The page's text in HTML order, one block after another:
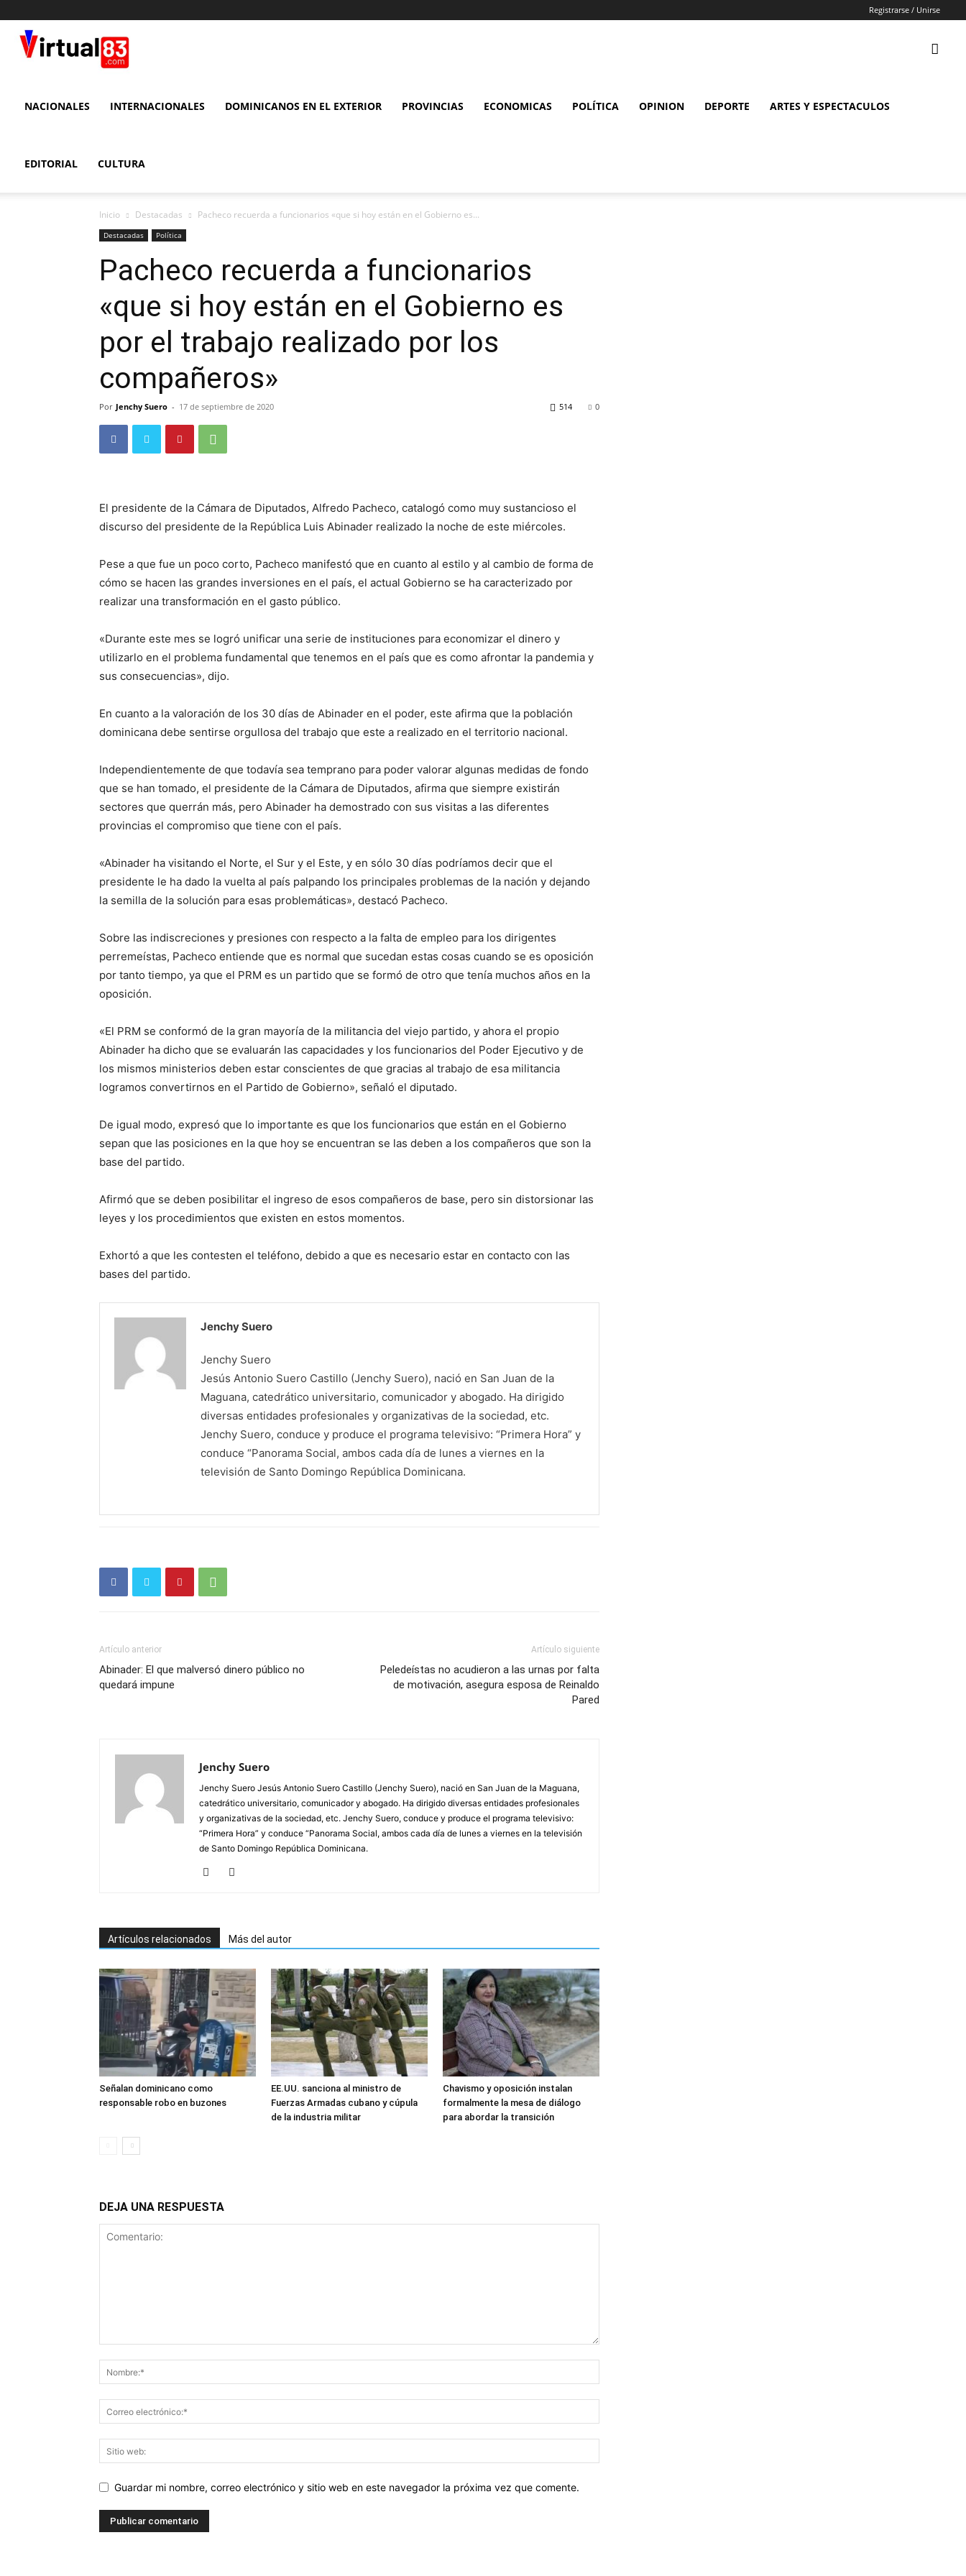
Registrarse / Unirse
83
NACIONALES INTERNACIONALES DOMINICANOS EN EL EXTERIOR PROVINCIAS ECONOMICAS POLÍTICA OPINION DEPORTE ARTES Y ESPECTACULOS
EDITORIAL CULTURA
Inicio Destacadas Pacheco recuerda a funcionarios «que si hoy están en el Gobierno es...
Destacadas Política
Pacheco recuerda a funcionarios
«que si hoy están en el Gobierno es
por el trabajo realizado por los
compañeros»
Por Jenchy Suero - 17 de septiembre de 2020 0
514
El presidente de la Cámara de Diputados, Alfredo Pacheco, catalogó como muy sustancioso el
discurso del presidente de la República Luis Abinader realizado la noche de este miércoles.
Pese a que fue un poco corto, Pacheco manifestó que en cuanto al estilo y al cambio de forma de
cómo se hacen las grandes inversiones en el país, el actual Gobierno se ha caracterizado por
realizar una transformación en el gasto público.
«Durante este mes se logró unificar una serie de instituciones para economizar el dinero y
utilizarlo en el problema fundamental que tenemos en el país que es como afrontar la pandemia y
sus consecuencias», dijo.
En cuanto a la valoración de los 30 días de Abinader en el poder, este afirma que la población
dominicana debe sentirse orgullosa del trabajo que este a realizado en el territorio nacional.
Independientemente de que todavía sea temprano para poder valorar algunas medidas de fondo
que se han tomado, el presidente de la Cámara de Diputados, afirma que siempre existirán
sectores que querrán más, pero Abinader ha demostrado con sus visitas a las diferentes
provincias el compromiso que tiene con el país.
«Abinader ha visitando el Norte, el Sur y el Este, y en sólo 30 días podríamos decir que el
presidente le ha dado la vuelta al país palpando los principales problemas de la nación y dejando
la semilla de la solución para esas problemáticas», destacó Pacheco.
Sobre las indiscreciones y presiones con respecto a la falta de empleo para los dirigentes
perremeístas, Pacheco entiende que es normal que sucedan estas cosas cuando se es oposición
por tanto tiempo, ya que el PRM es un partido que se formó de otro que tenía muchos años en la
oposición.
«El PRM se conformó de la gran mayoría de la militancia del viejo partido, y ahora el propio
Abinader ha dicho que se evaluarán las capacidades y los funcionarios del Poder Ejecutivo y de
los mismos ministerios deben estar conscientes de que gracias al trabajo de esa militancia
logramos convertirnos en el Partido de Gobierno», señaló el diputado.
De igual modo, expresó que lo importante es que los funcionarios que están en el Gobierno
sepan que las posiciones en la que hoy se encuentran se las deben a los compañeros que son la
base del partido.
Afirmó que se deben posibilitar el ingreso de esos compañeros de base, pero sin distorsionar las
leyes y los procedimientos que existen en estos momentos.
Exhortó a que les contesten el teléfono, debido a que es necesario estar en contacto con las
bases del partido.
Jenchy Suero
Jenchy Suero
Jesús Antonio Suero Castillo (Jenchy Suero), nació en San Juan de la
Maguana, catedrático universitario, comunicador y abogado. Ha dirigido
diversas entidades profesionales y organizativas de la sociedad, etc.
Jenchy Suero, conduce y produce el programa televisivo: “Primera Hora” y
conduce “Panorama Social, ambos cada día de lunes a viernes en la
televisión de Santo Domingo República Dominicana.
Artículo anterior
Abinader: El que malversó dinero público no
quedará impune
Artículo siguiente
Peledeístas no acudieron a las urnas por falta
de motivación, asegura esposa de Reinaldo
Pared
Jenchy Suero
Jenchy Suero Jesús Antonio Suero Castillo (Jenchy Suero), nació en San Juan de la Maguana,
catedrático universitario, comunicador y abogado. Ha dirigido diversas entidades profesionales
y organizativas de la sociedad, etc. Jenchy Suero, conduce y produce el programa televisivo:
“Primera Hora” y conduce “Panorama Social, ambos cada día de lunes a viernes en la televisión
de Santo Domingo República Dominicana.
Artículos relacionados Más del autor
Señalan dominicano como
responsable robo en buzones
EE.UU. sanciona al ministro de
Fuerzas Armadas cubano y cúpula
de la industria militar
Chavismo y oposición instalan
formalmente la mesa de diálogo
para abordar la transición
DEJA UNA RESPUESTA
Guardar mi nombre, correo electrónico y sitio web en este navegador la próxima vez que comente.